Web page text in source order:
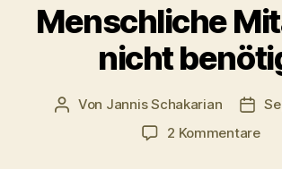
Menschliche
nicht
Beitragsautor
Von Jannis Schakarian
2 Kommentarezu